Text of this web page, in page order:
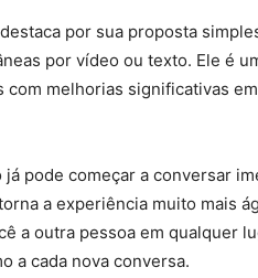
por sua proposta
por vídeo ou texto. Ele é
com melhorias significativas
já pode começar a conversar
a experiência muito mais
a outra pessoa em qualquer
a cada nova conversa.